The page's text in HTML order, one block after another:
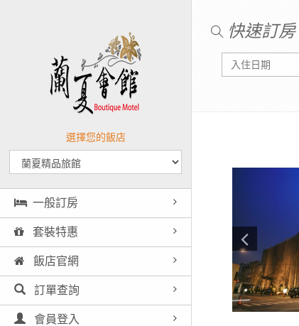
選擇您的飯店
一般訂房
套裝特惠
飯店官網
訂單查詢
會員登入
快速訂房